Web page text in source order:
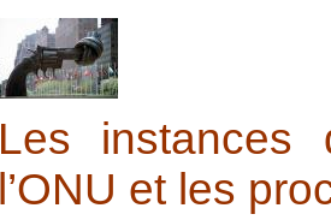
Les instances
l’ONU et les